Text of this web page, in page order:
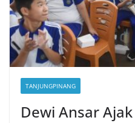
TANJUNGPINANG
Dewi Ansar Ajak